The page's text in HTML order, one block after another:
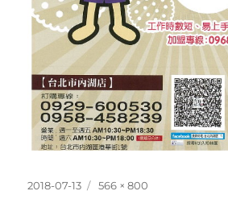
發
2018-07-13
完
566 × 800